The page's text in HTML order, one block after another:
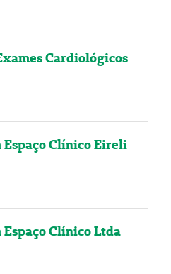
Cardiológicos
Clínico Eireli
Clínico Ltda